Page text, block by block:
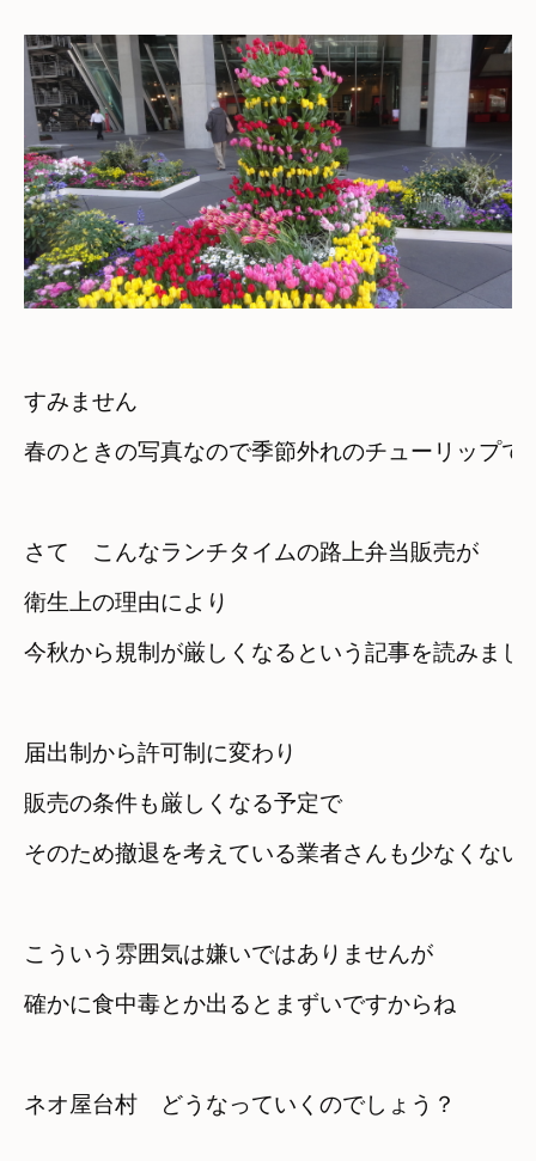
すみません
春のときの写真なので季節外れのチューリップで
さて　こんなランチタイムの路上弁当販売が
衛生上の理由により
今秋から規制が厳しくなるという記事を読みまし
届出制から許可制に変わり
販売の条件も厳しくなる予定で
そのため撤退を考えている業者さんも少なくない
こういう雰囲気は嫌いではありませんが
確かに食中毒とか出るとまずいですからね
ネオ屋台村　どうなっていくのでしょう？